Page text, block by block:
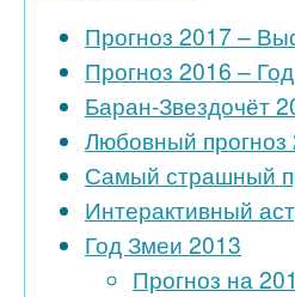
Прогноз 2017 –
Прогноз 2016 –
Баран-Звездочёт
Любовный прогноз
Самый страшный
Интерактивный
Год Змеи 2013
Прогноз на